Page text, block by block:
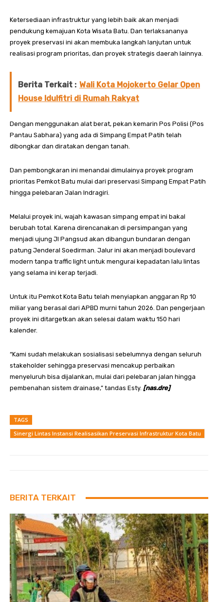
Ketersediaan infrastruktur yang lebih baik akan menjadi
pendukung kemajuan Kota Wisata Batu. Dan terlaksananya
proyek preservasi ini akan membuka langkah lanjutan untuk
realisasi program prioritas, dan proyek strategis daerah lainnya.
Berita Terkait : Wali Kota Mojokerto Gelar Open
House Idulfitri di Rumah Rakyat
Dengan menggunakan alat berat, pekan kemarin Pos Polisi (Pos
Pantau Sabhara) yang ada di Simpang Empat Patih telah
dibongkar dan diratakan dengan tanah.
Dan pembongkaran ini menandai dimulainya proyek program
prioritas Pemkot Batu mulai dari preservasi Simpang Empat Patih
hingga pelebaran Jalan Indragiri.
Melalui proyek ini, wajah kawasan simpang empat ini bakal
berubah total. Karena direncanakan di persimpangan yang
menjadi ujung Jl Pangsud akan dibangun bundaran dengan
patung Jenderal Soedirman. Jalur ini akan menjadi boulevard
modern tanpa traffic light untuk mengurai kepadatan lalu lintas
yang selama ini kerap terjadi.
Untuk itu Pemkot Kota Batu telah menyiapkan anggaran Rp 10
miliar yang berasal dari APBD murni tahun 2026. Dan pengerjaan
proyek ini ditargetkan akan selesai dalam waktu 150 hari
kalender.
“Kami sudah melakukan sosialisasi sebelumnya dengan seluruh
stakeholder sehingga preservasi mencakup perbaikan
menyeluruh bisa dijalankan, mulai dari pelebaran jalan hingga
pembenahan sistem drainase,” tandas Esty. [nas.dre]
TAGS
Sinergi Lintas Instansi Realisasikan Preservasi Infrastruktur Kota Batu
BERITA TERKAIT